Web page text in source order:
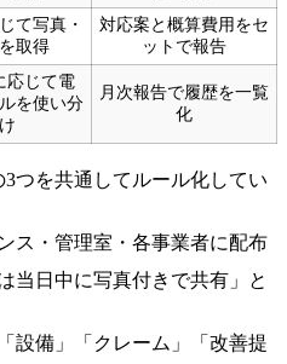
て写真・
取得
対応案と概算費用をセ
ットで報告
応じて電
を使い分
け
月次報告で履歴を一覧
化
つを共通してルール化してい
ス・管理室・各事業者に配布
当日中に写真付きで共有」と
設備」「クレーム」「改善提